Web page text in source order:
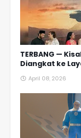
TERBANG —
Diangkat ke
April 08, 2026